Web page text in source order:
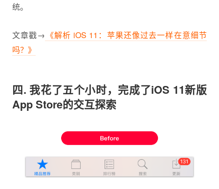
统。
文章戳→ 《解析 iOS 11：苹果还像过去一样在意细节
吗？》
四. 我花了五个小时，完成了iOS 11新版
App Store的交互探索